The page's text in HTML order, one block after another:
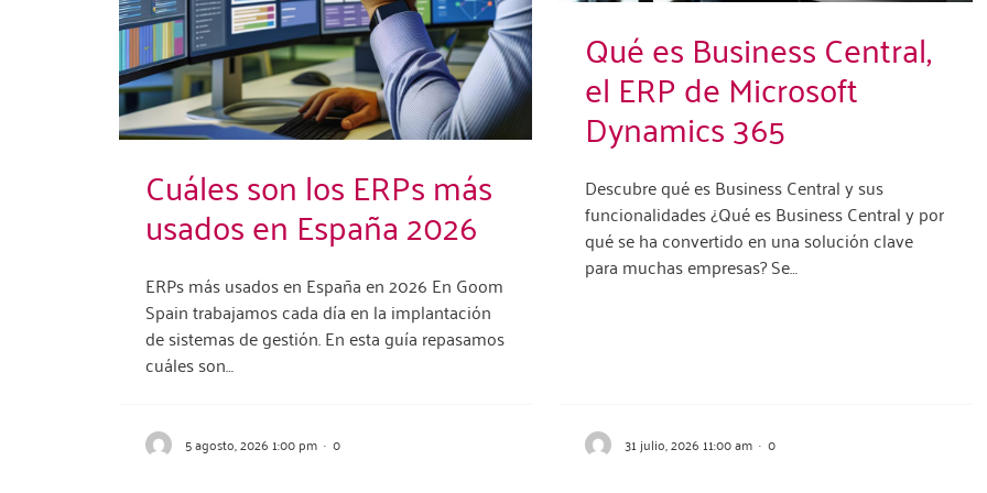
Cuáles son los ERPs más
usados en España 2026
ERPs más usados en España en 2026 En Goom
Spain trabajamos cada día en la implantación
de sistemas de gestión. En esta guía repasamos
cuáles son…
5 agosto, 2026 1:00 pm · 0
Qué es Business Central,
el ERP de Microsoft
Dynamics 365
Descubre qué es Business Central y sus
funcionalidades ¿Qué es Business Central y por
qué se ha convertido en una solución clave
para muchas empresas? Se…
31 julio, 2026 11:00 am · 0